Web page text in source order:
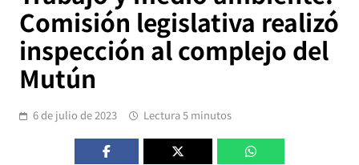
Comisión legislativa realizó
inspección al complejo del
Mutún
6 de julio de 2023 Lectura 5 minutos